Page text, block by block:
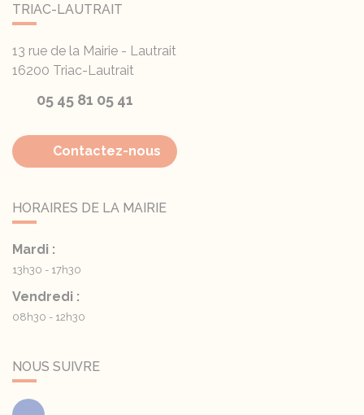
TRIAC-LAUTRAIT
13 rue de la Mairie - Lautrait
16200 Triac-Lautrait
05 45 81 05 41
Contactez-nous
HORAIRES DE LA MAIRIE
Mardi :
13h30 - 17h30
Vendredi :
08h30 - 12h30
NOUS SUIVRE